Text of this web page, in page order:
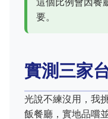
要。
實測三家
光說不練沒用，我
飯餐廳，實地品嚐